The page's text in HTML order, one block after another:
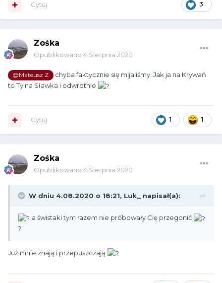
3
Cytuj
Zośka
Opublikowano 4 Sierpnia 2020
@Mateusz Z
chyba faktycznie się mijaliśmy. Jak ja na Krywań
to Ty na Sławka i odwrotnie
1 1
Cytuj
Zośka
Opublikowano 4 Sierpnia 2020
W dniu 4.08.2020 o 18:21, Luk_ napisał(a):
a świstaki tym razem nie próbowały Cię przegonić
?
Już mnie znają i przepuszczają